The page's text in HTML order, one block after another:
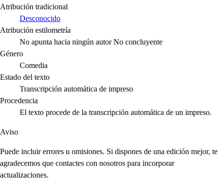
Atribución tradicional
Desconocido
Atribución estilometría
No apunta hacia ningún autor No concluyente
Género
Comedia
Estado del texto
Transcripción automática de impreso
Procedencia
El texto procede de la transcripción automática de un impreso.
Aviso
Puede incluir errores u omisiones. Si dispones de una edición mejor, te
agradecemos que contactes con nosotros para incorporar
actualizaciones.